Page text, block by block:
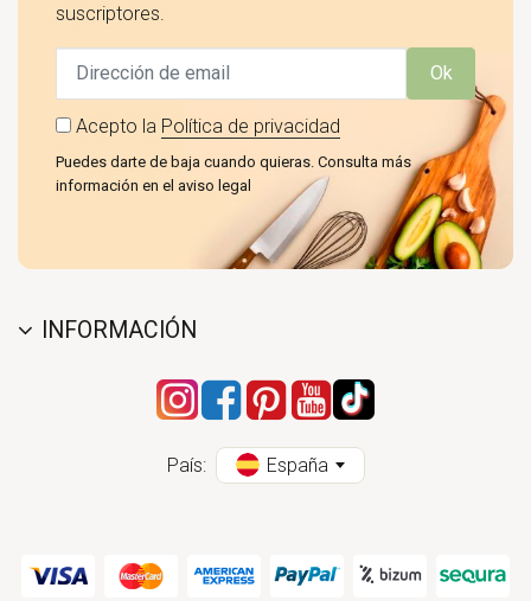
suscriptores.
Ok
Acepto la Política de privacidad
Puedes darte de baja cuando quieras. Consulta más
información en el aviso legal
INFORMACIÓN
País: España